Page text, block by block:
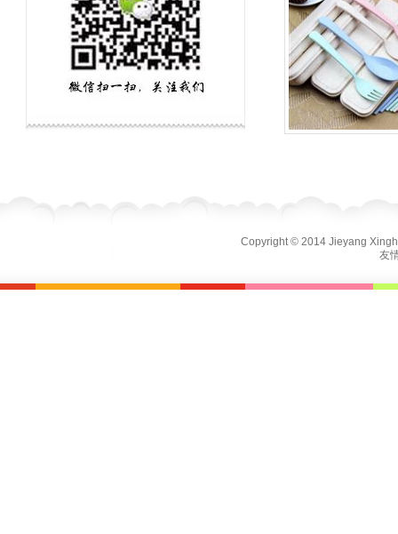
Copyright © 2014 Jieyang
友